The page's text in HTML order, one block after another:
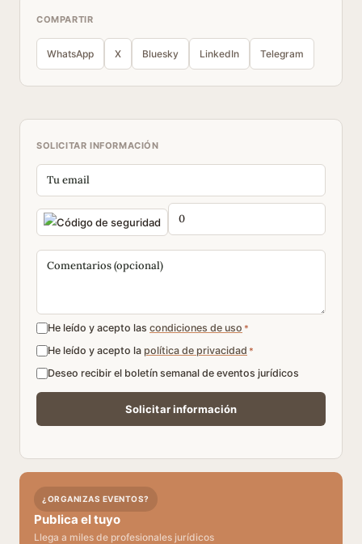
COMPARTIR
WhatsApp X Bluesky LinkedIn Telegram
SOLICITAR INFORMACIÓN
He leído y acepto las condiciones de uso *
He leído y acepto la política de privacidad *
Deseo recibir el boletín semanal de eventos jurídicos
¿ORGANIZAS EVENTOS?
Publica el tuyo
Llega a miles de profesionales jurídicos